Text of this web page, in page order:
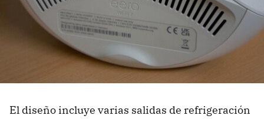
El diseño incluye varias salidas de refrigeración